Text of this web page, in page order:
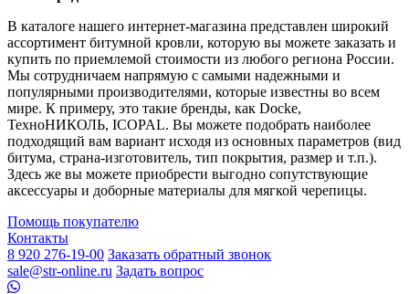
В каталоге нашего интернет-магазина представлен широкий
ассортимент битумной кровли, которую вы можете заказать и
купить по приемлемой стоимости из любого региона России.
Мы сотрудничаем напрямую с самыми надежными и
популярными производителями, которые известны во всем
мире. К примеру, это такие бренды, как Docke,
ТехноНИКОЛЬ, ICOPAL. Вы можете подобрать наиболее
подходящий вам вариант исходя из основных параметров (вид
битума, страна-изготовитель, тип покрытия, размер и т.п.).
Здесь же вы можете приобрести выгодно сопутствующие
аксессуары и доборные материалы для мягкой черепицы.
Помощь покупателю
Контакты
8 920 276-19-00 Заказать обратный звонок
sale@str-online.ru Задать вопрос